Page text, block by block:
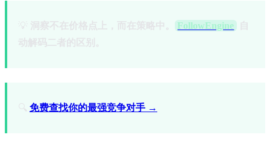
💡 洞察不在价格点上，而在策略中。 FollowEngine
自
动解码二者的区别。
🔍 免费查找你的最强竞争对手 →